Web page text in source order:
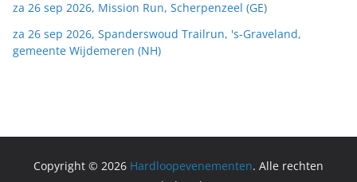
za 26 sep 2026, Mission Run, Scherpenzeel (GE)
za 26 sep 2026, Spanderswoud Trailrun, 's-Graveland,
gemeente Wijdemeren (NH)
Copyright © 2026 Hardloopevenementen. Alle rechten